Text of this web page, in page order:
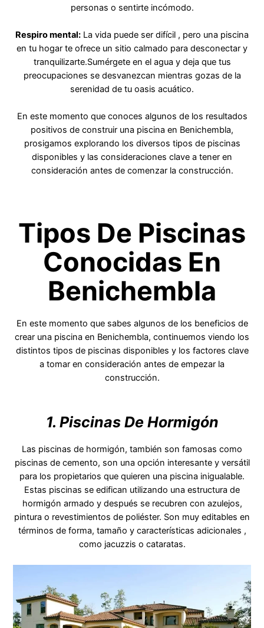
personas o sentirte incómodo.
Respiro mental: La vida puede ser difícil , pero una piscina
en tu hogar te ofrece un sitio calmado para desconectar y
tranquilizarte.Sumérgete en el agua y deja que tus
preocupaciones se desvanezcan mientras gozas de la
serenidad de tu oasis acuático.
En este momento que conoces algunos de los resultados
positivos de construir una piscina en Benichembla,
prosigamos explorando los diversos tipos de piscinas
disponibles y las consideraciones clave a tener en
consideración antes de comenzar la construcción.
Tipos De Piscinas
Conocidas En
Benichembla
En este momento que sabes algunos de los beneficios de
crear una piscina en Benichembla, continuemos viendo los
distintos tipos de piscinas disponibles y los factores clave
a tomar en consideración antes de empezar la
construcción.
1. Piscinas De Hormigón
Las piscinas de hormigón, también son famosas como
piscinas de cemento, son una opción interesante y versátil
para los propietarios que quieren una piscina inigualable.
Estas piscinas se edifican utilizando una estructura de
hormigón armado y después se recubren con azulejos,
pintura o revestimientos de poliéster. Son muy editables en
términos de forma, tamaño y características adicionales ,
como jacuzzis o cataratas.